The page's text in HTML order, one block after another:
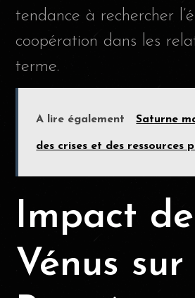
tendance à rechercher
coopération dans les
terme.
A lire également Saturne
des crises et des ressources
Impact de
Vénus sur